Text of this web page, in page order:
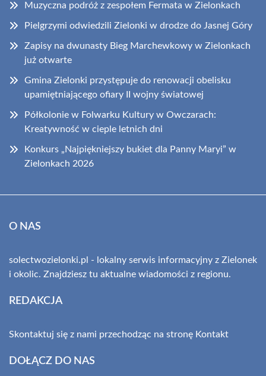
Muzyczna podróż z zespołem Fermata w Zielonkach
Pielgrzymi odwiedzili Zielonki w drodze do Jasnej Góry
Zapisy na dwunasty Bieg Marchewkowy w Zielonkach
już otwarte
Gmina Zielonki przystępuje do renowacji obelisku
upamiętniającego ofiary II wojny światowej
Półkolonie w Folwarku Kultury w Owczarach:
Kreatywność w cieple letnich dni
Konkurs „Najpiękniejszy bukiet dla Panny Maryi” w
Zielonkach 2026
O NAS
solectwozielonki.pl - lokalny serwis informacyjny z Zielonek
i okolic. Znajdziesz tu aktualne wiadomości z regionu.
REDAKCJA
Skontaktuj się z nami przechodząc na stronę Kontakt
DOŁĄCZ DO NAS